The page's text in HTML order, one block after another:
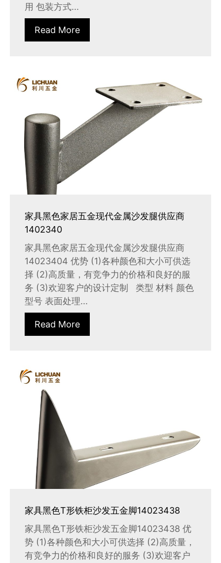
用 包装方式...
Read More
家具黑色家居五金现代金属沙发腿供应商
1402340
家具黑色家居五金现代金属沙发腿供应商
14023404 优势 (1)各种颜色和大小可供选
择 (2)高质量，有竞争力的价格和良好的服
务 (3)欢迎客户的设计定制 类型 材料 颜色
型号 表面处理...
Read More
家具黑色T形铁柜沙发五金脚14023438
家具黑色T形铁柜沙发五金脚14023438 优
势 (1)各种颜色和大小可供选择 (2)高质量，
有竞争力的价格和良好的服务 (3)欢迎客户